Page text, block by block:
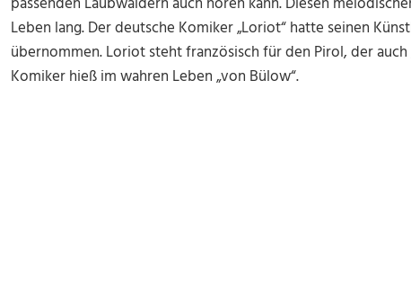
Leben lang. Der deutsche Komiker „Loriot“ hatte seinen
übernommen. Loriot steht französisch für den Pirol, der
Komiker hieß im wahren Leben „von Bülow“.